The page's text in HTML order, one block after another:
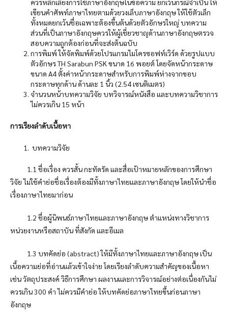
ควรหลีกเลี่ยงการใช้ภาษาอังกฤษในข้อความ ยกเว้นกรณีจำเป็น ให้
เขียนคำศัพท์ภาษาไทยตามด้วยวงเล็บภาษาอังกฤษ ให้ใช้ตัวเล็ก
ทั้งหมดยกเว้นชื่อเฉพาะต้องขึ้นต้นด้วยตัวอักษรใหญ่ บทความ
ส่วนที่เป็นภาษาอังกฤษควรให้ผู้เชี่ยวชาญด้านภาษาอังกฤษตรวจ
สอบความถูกต้องก่อนที่จะส่งต้นฉบับ
การพิมพ์ ให้จัดพิมพ์ด้วยโปรแกรมไมโครซอฟท์เวิร์ด ด้วยรูปแบบ
ตัวอักษร TH Sarabun PSK ขนาด 16 พอยต์ โดยจัดหน้ากระดาษ
ขนาด A4 ตั้งค่าหน้ากระดาษสำหรับการพิมพ์ห่างจากขอบ
กระดาษทุกด้าน ด้านละ 1 นิ้ว (2.54 เซนติเมตร)
จำนวนหน้าบทความวิจัย บทวิจารณ์หนังสือ และบทความวิชาการ
ไม่ควรเกิน 15 หน้า
การเรียงลำดับเนื้อหา
บทความวิจัย
1.1 ชื่อเรื่อง ควรสั้น กะทัดรัด และสื่อเป้าหมายหลักของการศึกษา
วิจัย ไม่ใช้คำย่อชื่อเรื่องต้องมีทั้งภาษาไทยและภาษาอังกฤษ โดยให้นำชื่อ
เรื่องภาษาไทยมาก่อน
1.2 ชื่อผู้นิพนธ์ภาษาไทยและภาษาอังกฤษ ตำแหน่งทางวิชาการ
หน่วยงานหรือสถาบัน ที่สังกัด และอีเมล
1.3 บทคัดย่อ (abstract) ให้มีทั้งภาษาไทยและภาษาอังกฤษ เป็น
เนี้อความย่อที่อ่านแล้วเข้าใจง่าย โดยเรียงลำดับความสำคัญของเนื้อหา
เช่น วัตถุประสงค์ วิธีการศึกษา ผลงานและการวิจารณ์อย่างต่อเนื่องกันไม่
ควรเกิน 300 คำ ไม่ควรมีคำย่อ ให้บทคัดย่อภาษาไทยขึ้นก่อนภาษา
อังกฤษ